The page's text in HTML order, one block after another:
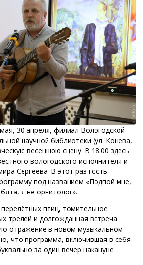
30 апреля, филиал Вологодской
научной библиотеки (ул. Конева,
весеннюю сцену. В 18.00 здесь
вологодского исполнителя и
Сергеева. В этот раз гость
под названием «Подпой мне,
я не орнитолог».
птиц, томительное
трелей и долгожданная встреча
отражение в новом музыкальном
что программа, включившая в себя
за один вечер накануне